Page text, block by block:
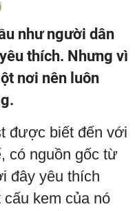
như người dân
thích. Nhưng vì
nơi nên luôn
được biết đến với
có nguồn gốc từ
đây yêu thích
kem của nó